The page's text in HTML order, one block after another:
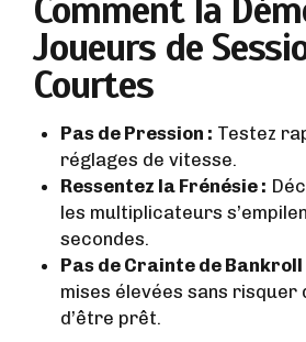
Comment la
Joueurs de
Courtes
Pas de Pression : Testez
réglages de vitesse.
Ressentez la Frénésie :
les multiplicateurs
secondes.
Pas de Crainte de Bankroll
mises élevées sans risquer
d’être prêt.